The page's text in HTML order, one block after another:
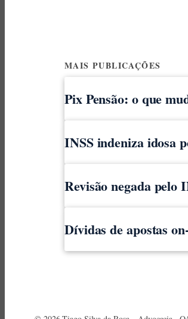
MAIS PUBLICAÇÕES
Pix Pensão: o que
INSS indeniza idosa
Revisão negada pelo
Dívidas de apostas